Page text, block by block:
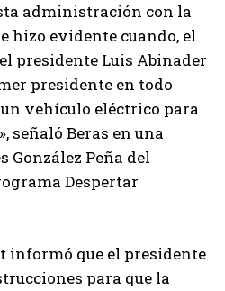
administración con la
hizo evidente cuando, el
el presidente Luis Abinader
presidente en todo
vehículo eléctrico para
señaló Beras en una
González Peña del
Despertar
que el presidente
para que la